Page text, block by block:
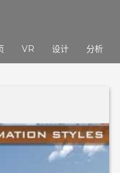
VR 设计 分析